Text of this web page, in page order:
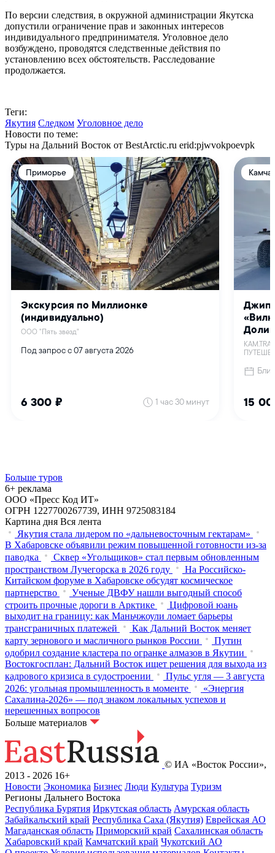
По версии следствия, в окружной администрации Якутска
допустили ограничение прав и законных интересов
индивидуального предпринимателя. Уголовное дело
возбуждено, проводятся следственные действия по
установлению всех обстоятельств. Расследование
продолжается.
Теги:
Якутия Следком Уголовное дело
Новости по теме:
Туры на Дальний Восток от BestArctic.ru erid:pjwvokpoevpk
Больше туров
6+ реклама
ООО «Пресс Код ИТ»
ОГРН 1227700267739, ИНН 9725083184
Картина дня Вся лента
Якутия стала лидером по «дальневосточным гектарам»
В Хабаровске объявили режим повышенной готовности из‑за
паводка
Сквер «Угольщиков» стал первым обновленным
пространством Лучегорска в 2026 году
На Российско-
Китайском форуме в Хабаровске обсудят космическое
партнерство
Ученые ДВФУ нашли выгодный способ
строить прочные дороги в Арктике
Цифровой юань
выходит на границу: как Маньчжоули ломает барьеры
трансграничных платежей
Как Дальний Восток меняет
карту зернового и масличного рынков России
Путин
одобрил создание кластера по огранке алмазов в Якутии
Востокгосплан: Дальний Восток ищет решения для выхода из
кадрового кризиса в судостроении
Пульс угля — 3 августа
2026: угольная промышленность в моменте
«Энергия
Сахалина-2026» — под знаком локальных успехов и
нерешенных вопросов
Больше материалов
© ИА «Восток России»,
2013 - 2026 16+
Новости Экономика Бизнес Люди Культура Туризм
Регионы Дальнего Востока
Республика Бурятия Иркутская область Амурская область
Забайкальский край Республика Саха (Якутия) Еврейская АО
Магаданская область Приморский край Сахалинская область
Хабаровский край Камчатский край Чукотский АО